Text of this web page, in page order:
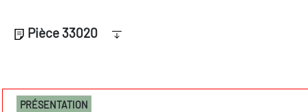
Pièce 33020
PRÉSENTATION